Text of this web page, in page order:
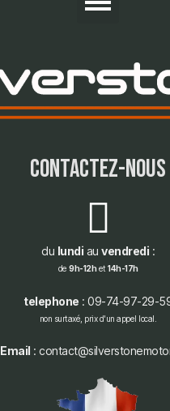
contactez-nous
du lundi au vendredi :
de 9h-12het 14h-17h
telephone : 09-74-97-29-
non surtaxé, prix d'un appel local.
Email :